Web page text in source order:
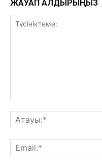
ЖАУАП ҚАЛДЫРЫҢЫЗ